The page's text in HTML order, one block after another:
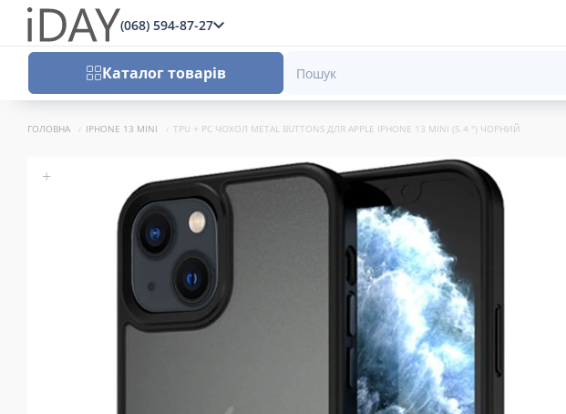
(068) 594-87-27
Каталог товарів
ГОЛОВНА IPHONE 13 MINI TPU + PC ЧОХОЛ METAL BUTTONS ДЛЯ APPLE IPHONE 13 MINI (5.4 ") ЧОРНИЙ
+